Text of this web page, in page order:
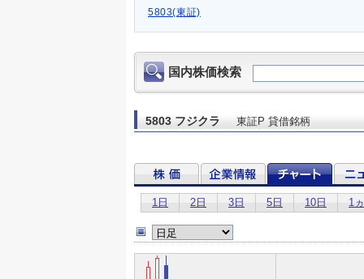
5803(東証)